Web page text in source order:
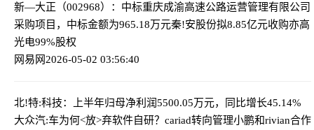
新—大正（002968）：中标重庆成渝高速公路运营管理有限公司
采购项目，中标金额为965.18万元秦!安股份拟8.85亿元收购亦高
光电99%股权
网易网2026-05-02 03:56:40
北!特:科技：上半年归母净利润5500.05万元，同比增长45.14%
大众汽:车为何<放>弃软件自研？cariad转向管理小鹏和rivian合作